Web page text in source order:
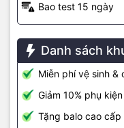
Bao test 15 ngày
Danh sách
Miễn phí vệ sinh &
Giảm 10% phụ
Tặng balo cao
Nếu là người dùng yêu
lượng tốt nhất, thì Mac
1,2GB/s.